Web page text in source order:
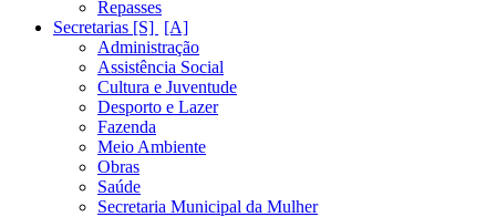
Repasses
Secretarias [S]
Administração
Assistência Social
Cultura e Juventude
Desporto e Lazer
Fazenda
Meio Ambiente
Obras
Saúde
Secretaria Municipal da Mulher